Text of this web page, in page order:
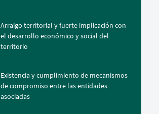
Arraigo territorial y fuerte implicación con
el desarrollo económico y social del
territorio
Existencia y cumplimiento de mecanismos
de compromiso entre las entidades
asociadas